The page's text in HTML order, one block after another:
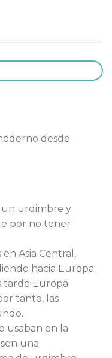
desde
un urdimbre y
por no tener
Asia Central,
hacia Europa
tarde Europa
tanto, las
usaban en la
una